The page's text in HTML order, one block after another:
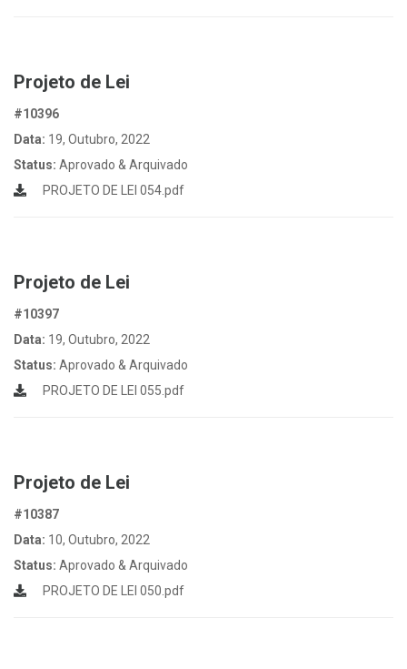
Projeto de Lei
#10396
Data: 19, Outubro, 2022
Status: Aprovado & Arquivado
PROJETO DE LEI 054.pdf
Projeto de Lei
#10397
Data: 19, Outubro, 2022
Status: Aprovado & Arquivado
PROJETO DE LEI 055.pdf
Projeto de Lei
#10387
Data: 10, Outubro, 2022
Status: Aprovado & Arquivado
PROJETO DE LEI 050.pdf